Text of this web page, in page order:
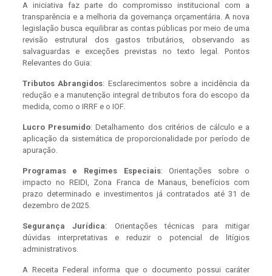
A iniciativa faz parte do compromisso institucional com a
transparência e a melhoria da governança orçamentária. A nova
legislação busca equilibrar as contas públicas por meio de uma
revisão estrutural dos gastos tributários, observando as
salvaguardas e exceções previstas no texto legal. Pontos
Relevantes do Guia:
Tributos Abrangidos: Esclarecimentos sobre a incidência da
redução e a manutenção integral de tributos fora do escopo da
medida, como o IRRF e o IOF.
Lucro Presumido: Detalhamento dos critérios de cálculo e a
aplicação da sistemática de proporcionalidade por período de
apuração.
Programas e Regimes Especiais: Orientações sobre o
impacto no REIDI, Zona Franca de Manaus, benefícios com
prazo determinado e investimentos já contratados até 31 de
dezembro de 2025.
Segurança Jurídica: Orientações técnicas para mitigar
dúvidas interpretativas e reduzir o potencial de litígios
administrativos.
A Receita Federal informa que o documento possui caráter